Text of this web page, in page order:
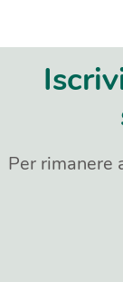
Per rimanere